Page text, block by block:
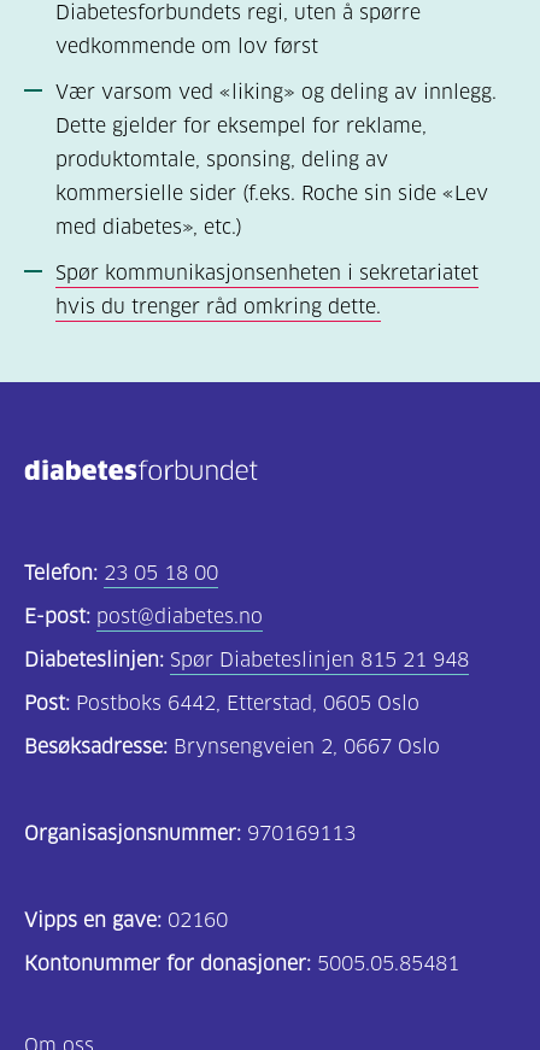
Diabetesforbundets regi, uten å spørre
vedkommende om lov først
Vær varsom ved «liking» og deling av innlegg.
Dette gjelder for eksempel for reklame,
produktomtale, sponsing, deling av
kommersielle sider (f.eks. Roche sin side «Lev
med diabetes», etc.)
Spør kommunikasjonsenheten i sekretariatet
hvis du trenger råd omkring dette.
Telefon: 23 05 18 00
E-post: post@diabetes.no
Diabeteslinjen: Spør Diabeteslinjen 815 21 948
Post: Postboks 6442, Etterstad, 0605 Oslo
Besøksadresse: Brynsengveien 2, 0667 Oslo
Organisasjonsnummer: 970169113
Vipps en gave: 02160
Kontonummer for donasjoner: 5005.05.85481
Om oss